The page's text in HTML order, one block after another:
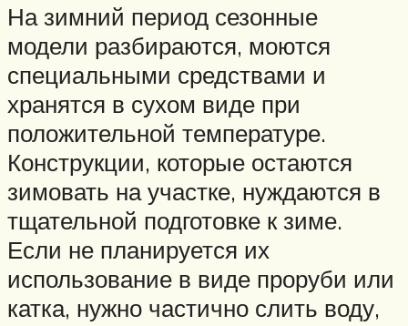
На зимний период сезонные
модели разбираются, моются
специальными средствами и
хранятся в сухом виде при
положительной температуре.
Конструкции, которые остаются
зимовать на участке, нуждаются в
тщательной подготовке к зиме.
Если не планируется их
использование в виде проруби или
катка, нужно частично слить воду,